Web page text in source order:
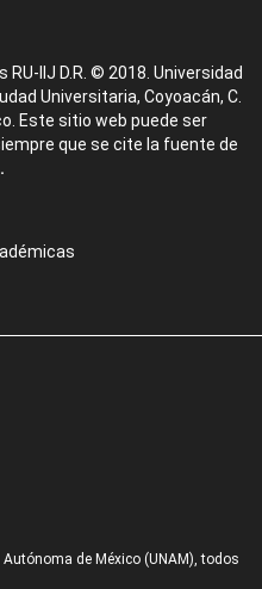
IIJ D.R. © 2018. Universidad
Universitaria, Coyoacán, C.
Este sitio web puede ser
que se cite la fuente de
de México (UNAM), todos